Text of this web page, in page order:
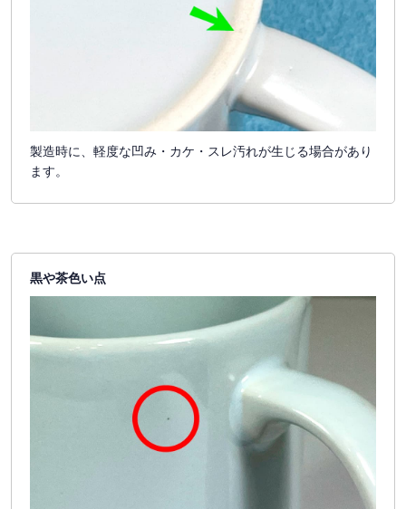
製造時に、軽度な凹み・カケ・スレ汚れが生じる場合があり
ます。
黒や茶色い点